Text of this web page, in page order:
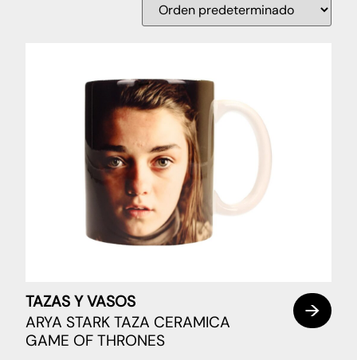
TAZAS Y VASOS
ARYA STARK TAZA CERAMICA
GAME OF THRONES